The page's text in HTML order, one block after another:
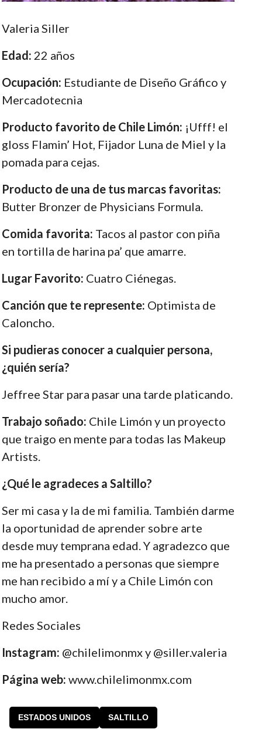
Valeria Siller
Edad: 22 años
Ocupación: Estudiante de Diseño Gráfico y
Mercadotecnia
Producto favorito de Chile Limón: ¡Ufff! el
gloss Flamin’ Hot, Fijador Luna de Miel y la
pomada para cejas.
Producto de una de tus marcas favoritas:
Butter Bronzer de Physicians Formula.
Comida favorita: Tacos al pastor con piña
en tortilla de harina pa’ que amarre.
Lugar Favorito: Cuatro Ciénegas.
Canción que te represente: Optimista de
Caloncho.
Si pudieras conocer a cualquier persona,
¿quién sería?
Jeffree Star para pasar una tarde platicando.
Trabajo soñado: Chile Limón y un proyecto
que traigo en mente para todas las Makeup
Artists.
¿Qué le agradeces a Saltillo?
Ser mi casa y la de mi familia. También darme
la oportunidad de aprender sobre arte
desde muy temprana edad. Y agradezco que
me ha presentado a personas que siempre
me han recibido a mí y a Chile Limón con
mucho amor.
Redes Sociales
Instagram: @chilelimonmx y @siller.valeria
Página web: www.chilelimonmx.com
ESTADOS UNIDOS SALTILLO